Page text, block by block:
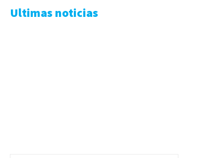
Ultimas noticias